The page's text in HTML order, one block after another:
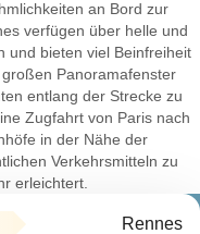
an Bord zur
verfügen über helle und
und bieten viel Beinfreiheit
Panoramafenster
entlang der Strecke zu
Zugfahrt von Paris nach
in der Nähe der
Verkehrsmitteln zu
erleichtert.
Rennes